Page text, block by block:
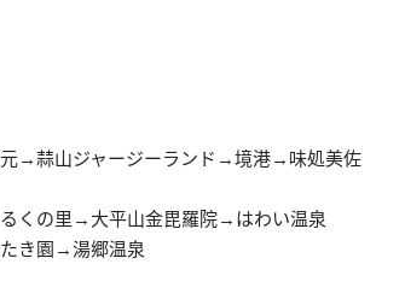
→蒜山ジャージーランド→境港→味処美佐
くの里→大平山金毘羅院→はわい温泉
き園→湯郷温泉